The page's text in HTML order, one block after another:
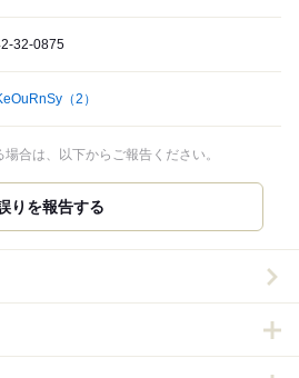
32-0875
（2）
合は、以下からご報告ください。
りを報告する